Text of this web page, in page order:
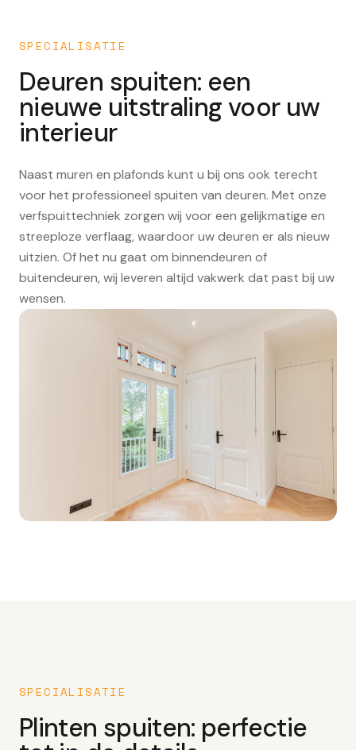
SPECIALISATIE
Deuren spuiten: een
nieuwe uitstraling voor uw
interieur
Naast muren en plafonds kunt u bij ons ook terecht
voor het professioneel spuiten van deuren. Met onze
verfspuittechniek zorgen wij voor een gelijkmatige en
streeploze verflaag, waardoor uw deuren er als nieuw
uitzien. Of het nu gaat om binnendeuren of
buitendeuren, wij leveren altijd vakwerk dat past bij uw
wensen.
SPECIALISATIE
Plinten spuiten: perfectie